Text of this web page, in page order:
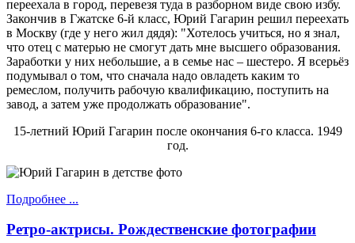
переехала в город, перевезя туда в разборном виде свою избу.
Закончив в Гжатске 6-й класс, Юрий Гагарин решил переехать
в Москву (где у него жил дядя): "Хотелось учиться, но я знал,
что отец с матерью не смогут дать мне высшего образования.
Заработки у них небольшие, а в семье нас – шестеро. Я всерьёз
подумывал о том, что сначала надо овладеть каким то
ремеслом, получить рабочую квалификацию, поступить на
завод, а затем уже продолжать образование".
15-летний Юрий Гагарин после окончания 6-го класса. 1949
год.
Подробнее ...
Ретро-актрисы. Рождественские фотографии